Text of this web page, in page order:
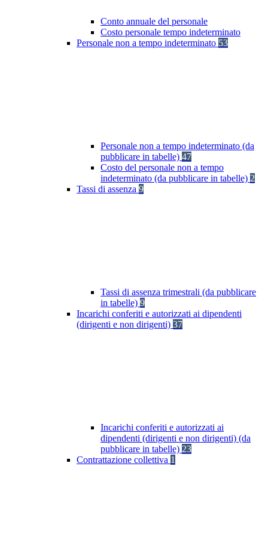
Conto annuale del personale
Costo personale tempo indeterminato
Personale non a tempo indeterminato 53
Personale non a tempo indeterminato (da
pubblicare in tabelle) 47
Costo del personale non a tempo
indeterminato (da pubblicare in tabelle) 2
Tassi di assenza 9
Tassi di assenza trimestrali (da pubblicare
in tabelle) 9
Incarichi conferiti e autorizzati ai dipendenti
(dirigenti e non dirigenti) 37
Incarichi conferiti e autorizzati ai
dipendenti (dirigenti e non dirigenti) (da
pubblicare in tabelle) 23
Contrattazione collettiva 1